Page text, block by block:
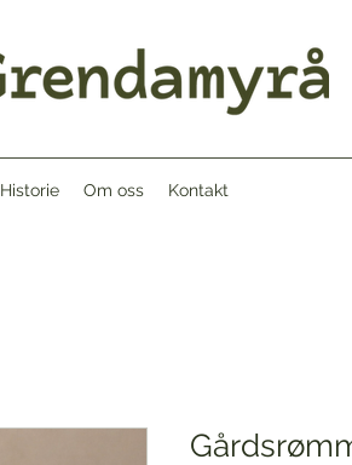
Historie Om oss Kontakt